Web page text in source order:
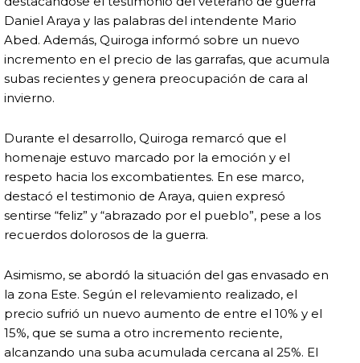
Daniel Araya y las palabras del intendente Mario
Abed. Además, Quiroga informó sobre un nuevo
incremento en el precio de las garrafas, que acumula
subas recientes y genera preocupación de cara al
invierno.
Durante el desarrollo, Quiroga remarcó que el
homenaje estuvo marcado por la emoción y el
respeto hacia los excombatientes. En ese marco,
destacó el testimonio de Araya, quien expresó
sentirse “feliz” y “abrazado por el pueblo”, pese a los
recuerdos dolorosos de la guerra.
Asimismo, se abordó la situación del gas envasado en
la zona Este. Según el relevamiento realizado, el
precio sufrió un nuevo aumento de entre el 10% y el
15%, que se suma a otro incremento reciente,
alcanzando una suba acumulada cercana al 25%. El